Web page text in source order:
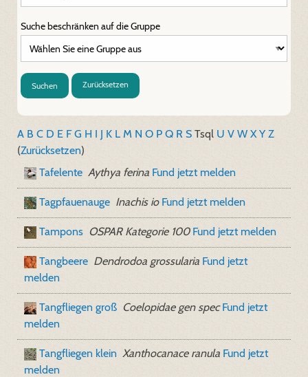
Suche beschränken auf die Gruppe
Suchen Zurücksetzen
A B C D E FG H I J K L M N O P Q R S Tsql U V W XY Z
(Zurücksetzen)
Tafelente Aythya ferina Fund jetzt melden
Tagpfauenauge Inachis io Fund jetzt melden
Tampons OSPAR Kategorie 100 Fund jetzt melden
Tangbeere Dendrodoa grossularia Fund jetzt
melden
Tangfliegen groß Coelopidae gen spec Fund jetzt
melden
Tangfliegen klein Xanthocanace ranula Fund jetzt
melden